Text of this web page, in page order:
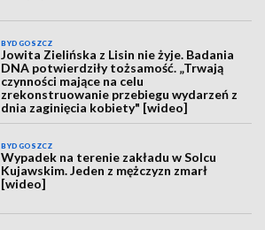
BYDGOSZCZ
Jowita Zielińska z Lisin nie żyje. Badania
DNA potwierdziły tożsamość. „Trwają
czynności mające na celu
zrekonstruowanie przebiegu wydarzeń z
dnia zaginięcia kobiety" [wideo]
BYDGOSZCZ
Wypadek na terenie zakładu w Solcu
Kujawskim. Jeden z mężczyzn zmarł
[wideo]